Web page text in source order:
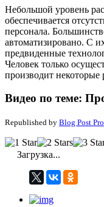
Небольшой уровень
обеспечивается
персонала.
автоматизировано. С
предвиденные
Человек только
производит
Видео по теме:
Republished by Blog Post
Загрузка...